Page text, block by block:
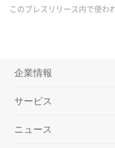
このプレスリリース内で使わ
企業情報
ミッション
メッセージ
サービス
楽天ペイメントのサー
ニュース